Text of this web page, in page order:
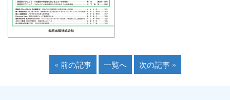
« 前の記事 一覧へ 次の記事 »